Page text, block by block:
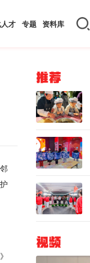
才 专题 资料库
推荐
视频